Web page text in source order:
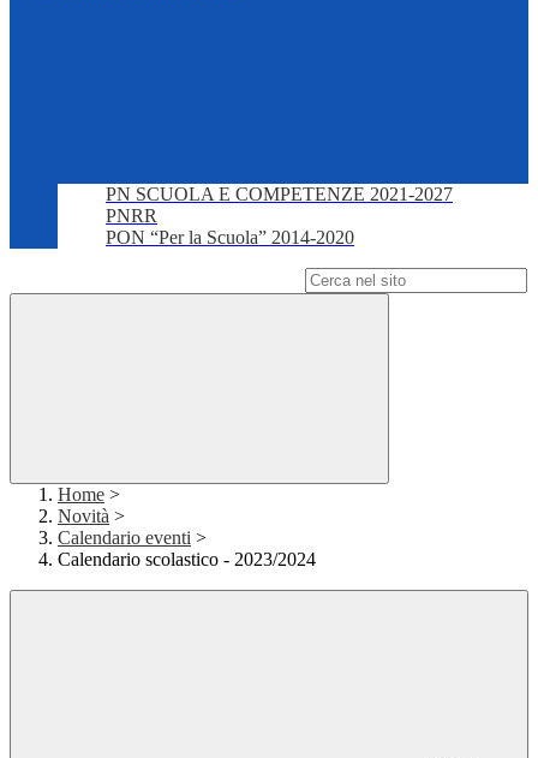
PN SCUOLA E COMPETENZE 2021-2027
PNRR
PON “Per la Scuola” 2014-2020
Home >
Novità >
Calendario eventi >
Calendario scolastico - 2023/2024